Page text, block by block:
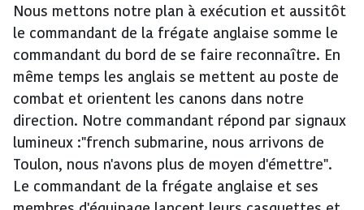
Nous mettons notre plan à exécution et aussitôt
le commandant de la frégate anglaise somme le
commandant du bord de se faire reconnaître. En
même temps les anglais se mettent au poste de
combat et orientent les canons dans notre
direction. Notre commandant répond par signaux
lumineux :"french submarine, nous arrivons de
Toulon, nous n'avons plus de moyen d'émettre".
Le commandant de la frégate anglaise et ses